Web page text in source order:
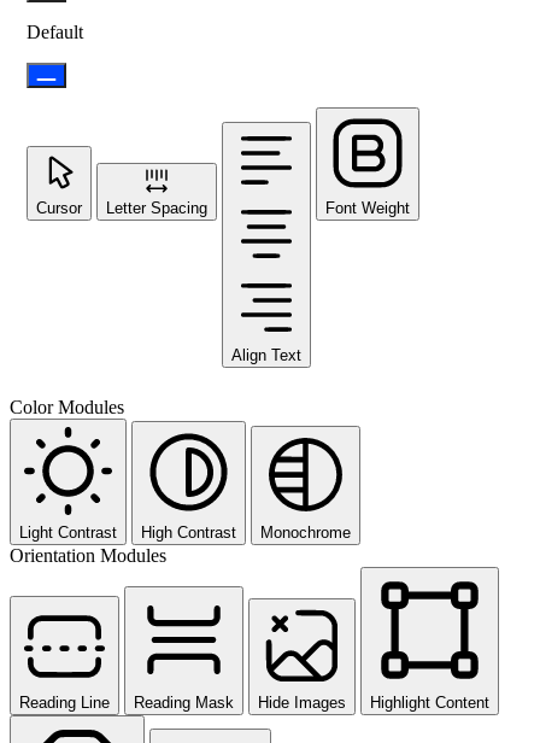
Default
Cursor Letter Spacing
Align Text
Font Weight
Color Modules
Light Contrast High Contrast Monochrome
Orientation Modules
Reading Line Reading Mask Hide Images Highlight Content